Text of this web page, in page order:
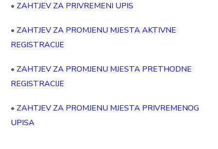
• ZAHTJEV ZA PRIVREMENI UPIS
• ZAHTJEV ZA PROMJENU MJESTA AKTIVNE
REGISTRACIJE
• ZAHTJEV ZA PROMJENU MJESTA PRETHODNE
REGISTRACIJE
• ZAHTJEV ZA PROMJENU MJESTA PRIVREMENOG
UPISA